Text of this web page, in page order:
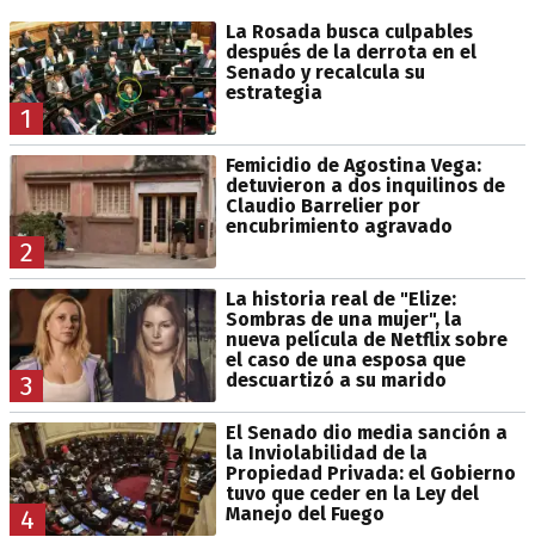
1
La Rosada busca culpables
después de la derrota en el
Senado y recalcula su
estrategia
2
Femicidio de Agostina Vega:
detuvieron a dos inquilinos de
Claudio Barrelier por
encubrimiento agravado
3
La historia real de "Elize:
Sombras de una mujer", la
nueva película de Netflix sobre
el caso de una esposa que
descuartizó a su marido
4
El Senado dio media sanción a
la Inviolabilidad de la
Propiedad Privada: el Gobierno
tuvo que ceder en la Ley del
Manejo del Fuego